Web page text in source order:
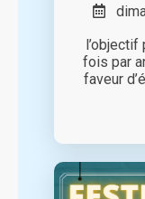
l’objectif
fois par
faveur